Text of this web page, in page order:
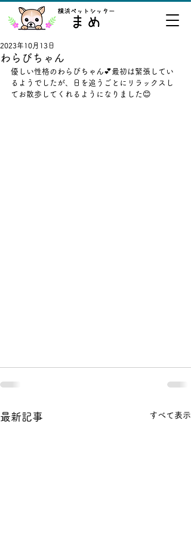
わらびちゃん
2023年10月13日
優しい性格のわらびちゃん💕最初は緊張してい
るようでしたが、日を追うごとにリラックスし
てお散歩してくれるようになりました😊
最新記事 すべて表示